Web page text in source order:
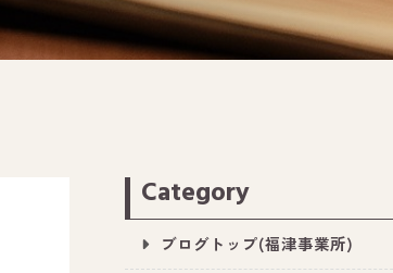
Category
ブログトップ(福津事業所)